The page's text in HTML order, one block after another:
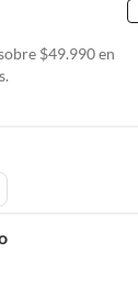
$49.990 en